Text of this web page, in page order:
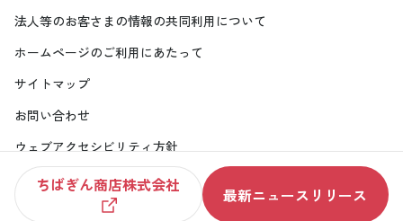
ちばぎん商店株式会社 最新ニュースリリース
法人等のお客さまの情報の共同利用について
ホームページのご利用にあたって
サイトマップ
お問い合わせ
ウェブアクセシビリティ方針
千葉銀行の勧誘方針
利益相反管理方針の概要